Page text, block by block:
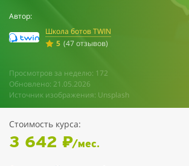
Автор:
Школа ботов TWIN
5 (47 отзывов)
Просмотров за неделю: 172
Обновлено: 21.05.2026
Источник изображения: Unsplash
Стоимость курса:
3 642 ₽/мес.